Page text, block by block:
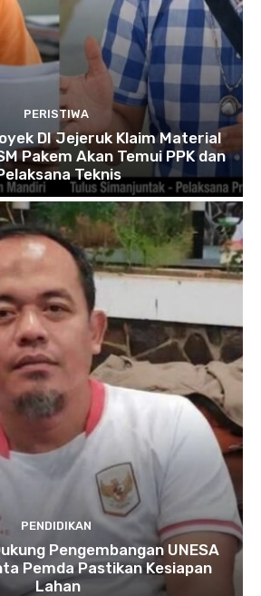
PERISTIWA
DI Jejeruk Klaim Material
Pakem Akan Temui PPK dan
Teknis
PENDIDIKAN
Pengembangan UNESA
Pemda Pastikan Kesiapan
Lahan